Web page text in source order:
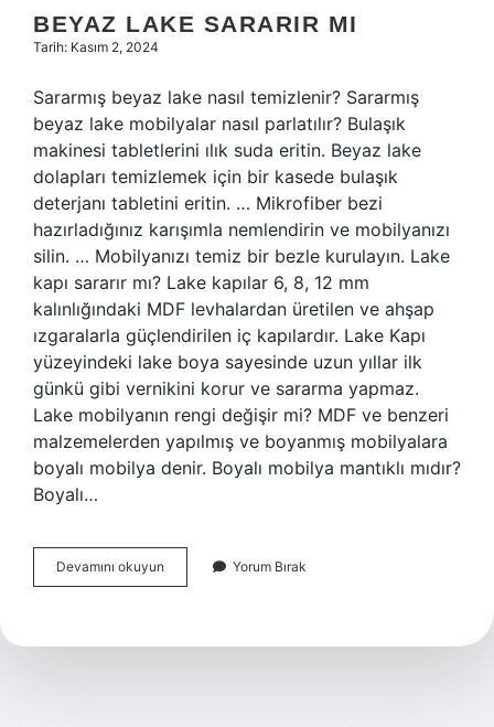
BEYAZ LAKE SARARIR MI
Tarih: Kasım 2, 2024
Sararmış beyaz lake nasıl temizlenir? Sararmış
beyaz lake mobilyalar nasıl parlatılır? Bulaşık
makinesi tabletlerini ılık suda eritin. Beyaz lake
dolapları temizlemek için bir kasede bulaşık
deterjanı tabletini eritin. … Mikrofiber bezi
hazırladığınız karışımla nemlendirin ve mobilyanızı
silin. … Mobilyanızı temiz bir bezle kurulayın. Lake
kapı sararır mı? Lake kapılar 6, 8, 12 mm
kalınlığındaki MDF levhalardan üretilen ve ahşap
ızgaralarla güçlendirilen iç kapılardır. Lake Kapı
yüzeyindeki lake boya sayesinde uzun yıllar ilk
günkü gibi vernikini korur ve sararma yapmaz.
Lake mobilyanın rengi değişir mi? MDF ve benzeri
malzemelerden yapılmış ve boyanmış mobilyalara
boyalı mobilya denir. Boyalı mobilya mantıklı mıdır?
Boyalı…
Devamını okuyun
Lake
Yorum Bırak